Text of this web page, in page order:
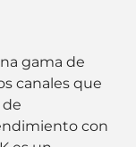
gama de
canales que
con